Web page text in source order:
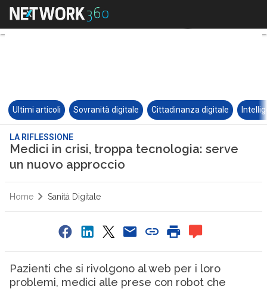
Ultimi articoli Sovranità digitale Cittadinanza digitale
LA RIFLESSIONE
Medici in crisi, troppa tecnologia: serve
un nuovo approccio
Home Sanità Digitale
Pazienti che si rivolgono al web per i loro
problemi, medici alle prese con robot che